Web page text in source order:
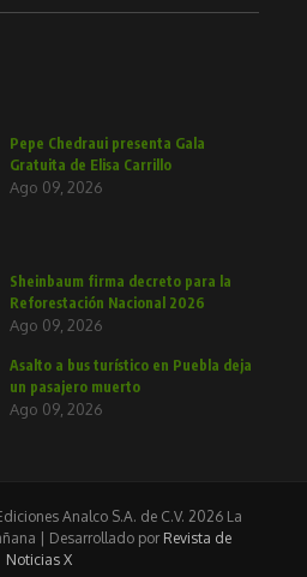
Pepe Chedraui presenta Gala
Gratuita de Elisa Carrillo
Ago 09, 2026
Sheinbaum firma decreto para la
Reforestación Nacional 2026
Ago 09, 2026
Asalto a bus turístico en Puebla deja
un pasajero muerto
Ago 09, 2026
Analco S.A. de C.V. 2026 La
| Desarrollado por Revista de
Noticias X